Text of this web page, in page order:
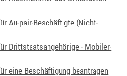
Au-pair-Beschäftigte (Nicht-
Drittstaatsangehörige - Mobiler-
eine Beschäftigung beantragen